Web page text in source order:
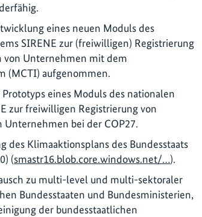
eines neuen Moduls des
SIRENE zur (freiwilligen) Registrierung
von Unternehmen mit dem
(MCTI) aufgenommen.
eines Moduls des nationalen
zur freiwilligen Registrierung von
Unternehmen bei der COP27.
des Klimaaktionsplans des Bundesstaats
(smastr16.blob.core.windows.net/…).
zu multi-level und multi-sektoraler
Bundesstaaten und Bundesministerien,
der bundesstaatlichen